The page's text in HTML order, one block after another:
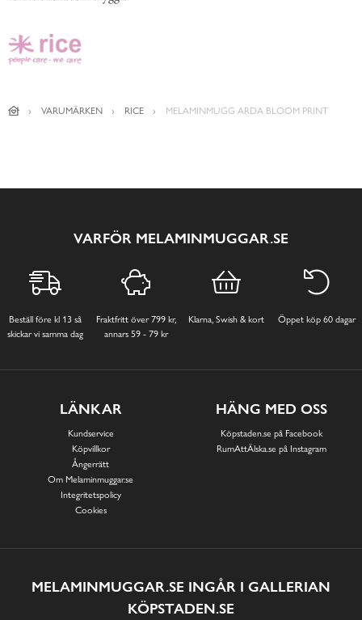
VARUMÄRKEN RICE MELAMINMUGG ARDA BLOOM PRINT
VARFÖR MELAMINMUGGAR.SE
Beställ före kl 13 så
skickar vi samma dag
Fraktfritt över 799 kr,
annars 59 - 79 kr
Klarna, Swish & kort Öppet köp 60 dagar
LÄNKAR
Kundservice
Köpvillkor
Ångerrätt
Om Melaminmuggar.se
Integritetspolicy
Cookies
HÄNG MED OSS
Köpstaden.se på Facebook
RumAttÄlska.se på Instagram
MELAMINMUGGAR.SE INGÅR I GALLERIAN
KÖPSTADEN.SE